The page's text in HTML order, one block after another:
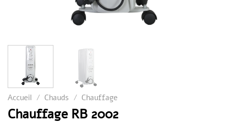
Accueil / Chauds / Chauffage
Chauffage RB 2002